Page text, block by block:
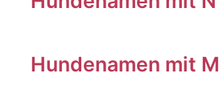
Hundenamen mit M